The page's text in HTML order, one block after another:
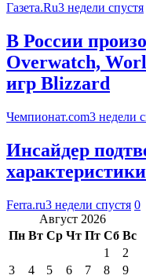
Газета.Ru3 недели спустя
В России
Overwatch,
игр Blizzard
Чемпионат.com3 недели
Инсайдер
Ferra.ru3 недели спустя 0
Август 2026
Пн Вт Ср Чт Пт Сб Вс
1
2
3
4 5 6 7 8
9